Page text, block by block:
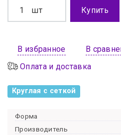
шт Купить
В избранное
В
Оплата и доставка
Круглая с сеткой
Форма
Производитель